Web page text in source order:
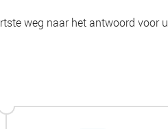
weg naar het antwoord voor u